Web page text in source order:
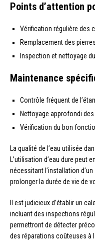
Points d’attention
Vérification régulière des
Remplacement des
Inspection et nettoyage
Maintenance
Contrôle fréquent de
Nettoyage approfondi
Vérification du bon
La qualité de l’eau utilisée
L’utilisation d’eau dure peut
nécessitant l’installation
prolonger la durée de vie de
Il est judicieux d’établir un
incluant des inspections
permettront de détecter
des réparations coûteuses à